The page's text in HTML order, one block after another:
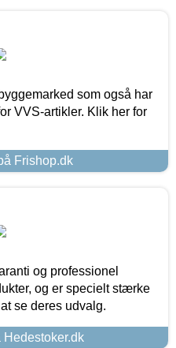
som også har
VVS-artikler. Klik her for
Frishop.dk
og professionel
og er specielt stærke
se deres udvalg.